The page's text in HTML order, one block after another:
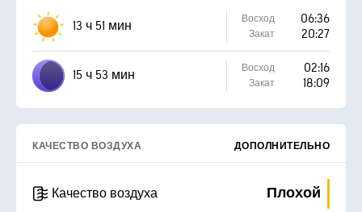
13 ч 51 мин Восход 06:36
Закат 20:27
15 ч 53 мин Восход 02:16
Закат 18:09
КАЧЕСТВО ВОЗДУХА ДОПОЛНИТЕЛЬНО
Качество воздуха Плохой